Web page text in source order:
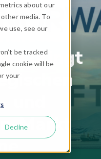
about our
media. To
use, see our
be tracked
cookie will be
your
Decline
mit
bringt
und
Markt